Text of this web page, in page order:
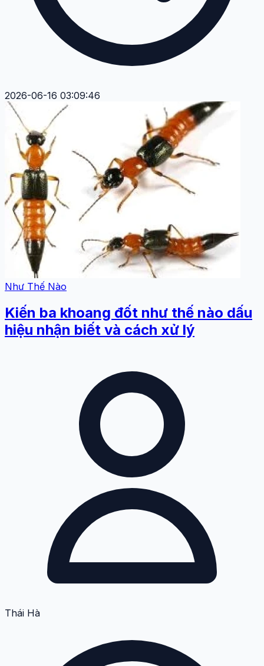
2026-06-16 03:09:46
Như Thế Nào
Kiến ba khoang đốt như thế nào dấu
hiệu nhận biết và cách xử lý
Thái Hà